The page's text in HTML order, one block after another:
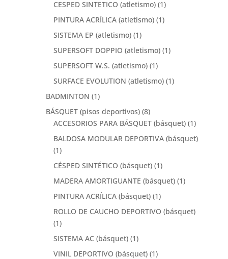
CESPED SINTETICO (atletismo) (1)
PINTURA ACRÍLICA (atletismo) (1)
SISTEMA EP (atletismo) (1)
SUPERSOFT DOPPIO (atletismo) (1)
SUPERSOFT W.S. (atletismo) (1)
SURFACE EVOLUTION (atletismo) (1)
BADMINTON (1)
BÁSQUET (pisos deportivos) (8)
ACCESORIOS PARA BÁSQUET (básquet) (1)
BALDOSA MODULAR DEPORTIVA (básquet)
(1)
CÉSPED SINTÉTICO (básquet) (1)
MADERA AMORTIGUANTE (básquet) (1)
PINTURA ACRÍLICA (básquet) (1)
ROLLO DE CAUCHO DEPORTIVO (básquet)
(1)
SISTEMA AC (básquet) (1)
VINIL DEPORTIVO (básquet) (1)